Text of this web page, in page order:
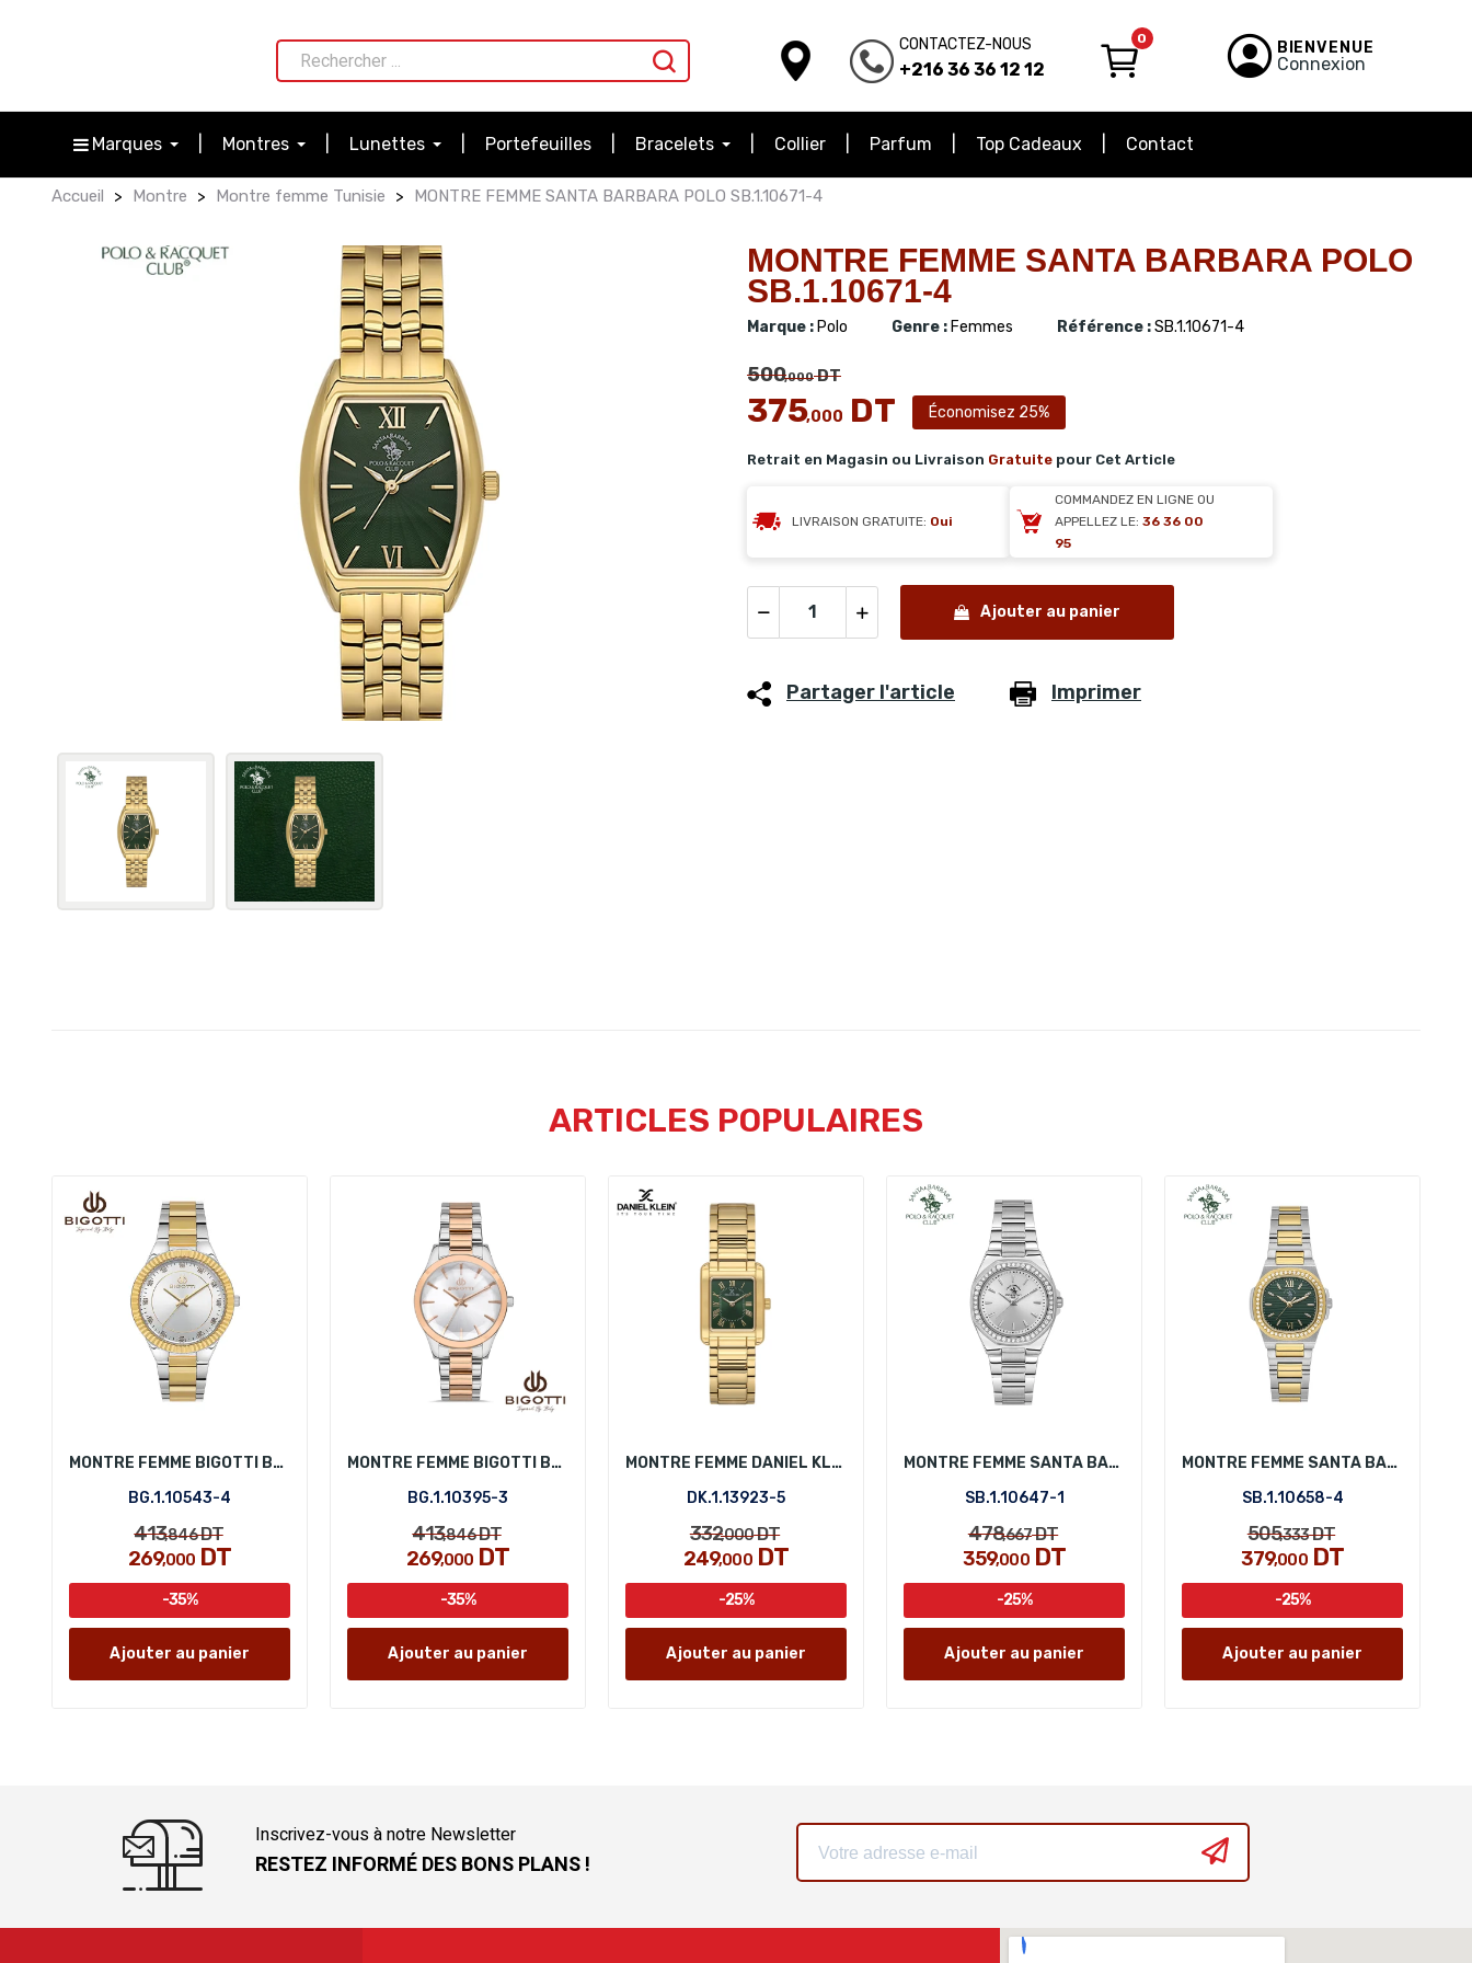
CONTACTEZ-NOUS
+216 36 36 12 12
0 BIENVENUE
Connexion
Marques Montres Lunettes Portefeuilles Bracelets Collier Parfum Top Cadeaux Contact
Accueil Montre Montre femme Tunisie MONTRE FEMME SANTA BARBARA POLO SB.1.10671-4
MONTRE FEMME SANTA BARBARA POLO
SB.1.10671-4
Marque : Polo Genre : Femmes Référence :SB.1.10671-4
500,000DT
375,000 DT Économisez 25%
Retrait en Magasin ou Livraison Gratuite pour Cet Article
LIVRAISON GRATUITE: Oui
COMMANDEZ EN LIGNE OU
APPELLEZ LE: 36 36 00
95
Ajouter au panier
Partager l'article Imprimer
ARTICLES POPULAIRES
MONTRE FEMME BIGOTTI BG.1.10543-4
BG.1.10543-4
413,846DT
269,000 DT
-35%
Ajouter au panier
MONTRE FEMME BIGOTTI BG.1.10395-3
BG.1.10395-3
413,846DT
269,000 DT
-35%
Ajouter au panier
MONTRE FEMME DANIEL KLEIN DK.1.13923-5
DK.1.13923-5
332,000DT
249,000DT
-25%
Ajouter au panier
MONTRE FEMME SANTA BARBARA POLO SB.1.10647-1
SB.1.10647-1
478,667DT
359,000DT
-25%
Ajouter au panier
MONTRE FEMME SANTA BARBARA POLO SB.1.10658-4
SB.1.10658-4
505,333DT
379,000DT
-25%
Ajouter au panier
Inscrivez-vous à notre Newsletter
RESTEZ INFORMÉ DES BONS PLANS !